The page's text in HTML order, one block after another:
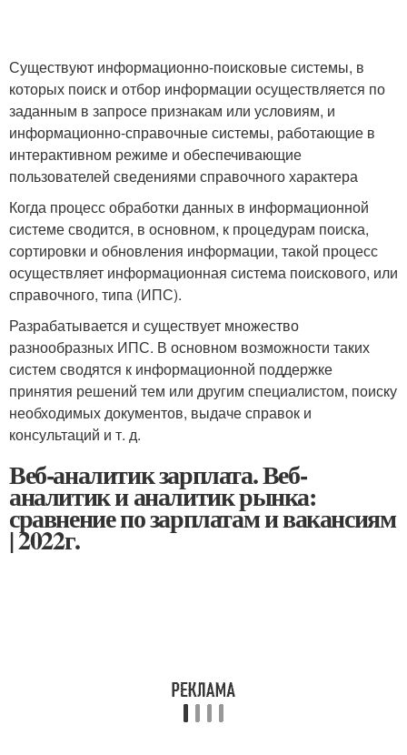
Существуют информационно-поисковые системы, в
которых поиск и отбор информации осуществляется по
заданным в запросе признакам или условиям, и
информационно-справочные системы, работающие в
интерактивном режиме и обеспечивающие
пользователей сведениями справочного характера
Когда процесс обработки данных в информационной
системе сводится, в основном, к процедурам поиска,
сортировки и обновления информации, такой процесс
осуществляет информационная система поискового, или
справочного, типа (ИПС).
Разрабатывается и существует множество
разнообразных ИПС. В основном возможности таких
систем сводятся к информационной поддержке
принятия решений тем или другим специалистом, поиску
необходимых документов, выдаче справок и
консультаций и т. д.
Веб-аналитик зарплата. Веб-
аналитик и аналитик рынка:
сравнение по зарплатам и вакансиям
| 2022г.